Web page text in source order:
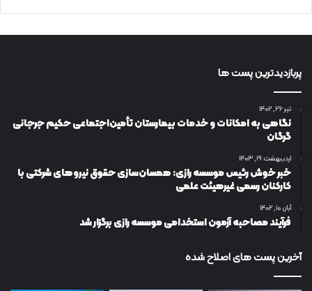
پربازدیدترین پست ها
تیر ۲۶, ۱۴۰۲
نگاهی به امکانات و خدمات بیمارستان تأمین‌اجتماعی حکیم جرجانی
گرگان
اردیبهشت ۱۹, ۱۴۰۳
خبر خوش رئیس موسسه رازی: همسان‌سازی حقوق نیروهای شرکتی با
کارکنان رسمی غیرهیئت علمی
آبان ۱۰, ۱۴۰۲
فرآیند مصاحبه آزمون استخدامی موسسه رازی برگزار شد
آخرین پست های اصلاح شده